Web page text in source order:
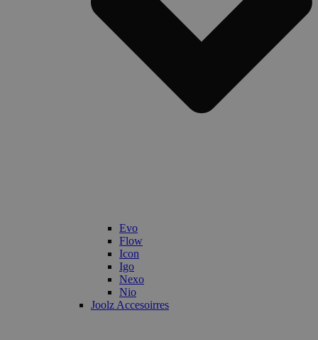
Evo
Flow
Icon
Igo
Nexo
Nio
Joolz Accesoirres